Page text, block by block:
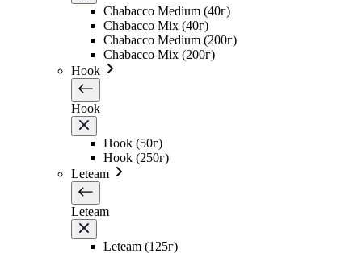
Chabacco Medium (40г)
Chabacco Mix (40г)
Chabacco Medium (200г)
Chabacco Mix (200г)
Hook
Hook
Hook (50г)
Hook (250г)
Leteam
Leteam
Leteam (125г)